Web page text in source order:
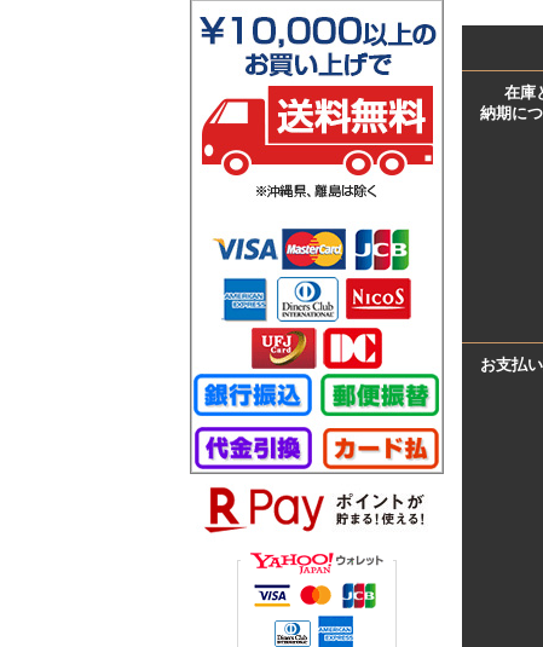
在庫
納期に
お支払